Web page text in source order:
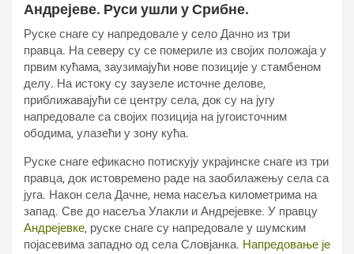
Андрејеве. Руси ушли у Срибне.
Руске снаге су напредовале у село Дачно из три
правца. На северу су се помериле из својих положаја у
првим кућама, заузимајући нове позиције у стамбеном
делу. На истоку су заузеле источне делове,
приближавајући се центру села, док су на југу
напредовале са својих позиција на југоисточним
ободима, улазећи у зону кућа.
Руске снаге ефикасно потискују украјинске снаге из три
правца, док истовремено раде на заобилажењу села са
југа. Након села Дачне, нема насеља километрима на
запад. Све до насеља Улакли и Андрејевке. У правцу
Андрејевке, руске снаге су напредовале у шумским
појасевима западно од села Словјанка. Напредовање је